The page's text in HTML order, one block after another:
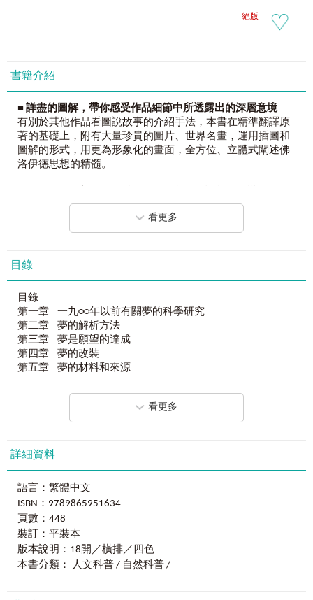
絕版
書籍介紹
■ 詳盡的圖解，帶你感受作品細節中所透露出的深層意境
有別於其他作品看圖說故事的介紹手法，本書在精準翻譯原
著的基礎上，附有大量珍貴的圖片、世界名畫，運用插圖和
圖解的形式，用更為形象化的畫面，全方位、立體式闡述佛
洛伊德思想的精髓。
本書堪稱是引領精神分析理論體系形成的一個重要里程碑，
內容嘗試描述「夢的解析」；夢並沒有超越神經病理學的範
迫症、妄想症等，並被醫生們所看重。雖然夢在後遺症方面
【內文介紹】
世界上最有影響力的四大心理學家之一！
果沒有佛洛伊德，20世紀可能會大不相同，我們不會對自己
的內心世界有如此深的瞭解，而且這個時代也會少許多優秀
的藝術家。」
佛洛伊德與愛因斯坦和馬克思，被譽為影響世界的三個
猶太天才！
佛洛伊德的無意識理論，對二十世紀人類文化有劃時代
的意義。它對「人」的觀念影響巨大，二十世紀有關探討
「人」的名家名著，幾乎都無一例外是「踩」在佛洛伊德的
肩上的，佛洛伊德無意識學說對二十世紀對「人」自身探討
的推動作用，波林做了形象而中肯的說明：「誰想在今後三
個世紀內寫出一部心理學史，而不提佛洛伊德的姓名，那就
看更多
目錄
目錄
第一章 一九○○年以前有關夢的科學研究
第二章 夢的解析方法
第三章 夢是願望的達成
第四章 夢的改裝
第五章 夢的材料和來源
第七章 夢程序的心理
看更多
詳細資料
語言：繁體中文
ISBN：9789865951634
頁數：448
裝訂：平裝本
版本說明：18開／橫排／四色
本書分類： 人文科普 / 自然科普 /